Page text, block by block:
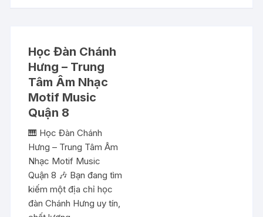
Học Đàn Chánh
Hưng – Trung
Tâm Âm Nhạc
Motif Music
Quận 8
🎹 Học Đàn Chánh
Hưng – Trung Tâm Âm
Nhạc Motif Music
Quận 8 🎶 Bạn đang tìm
kiếm một địa chỉ học
đàn Chánh Hưng uy tín,